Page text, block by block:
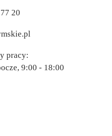
20
pracy:
9:00 - 18:00